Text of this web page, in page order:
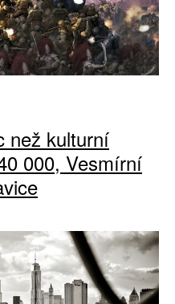
než kulturní
000, Vesmírní